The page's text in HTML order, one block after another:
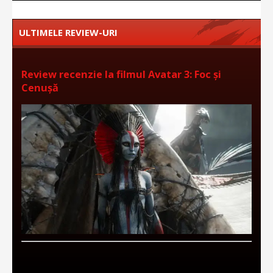
ULTIMELE REVIEW-URI
Review recenzie la filmul Avatar 3: Foc și
Cenușă